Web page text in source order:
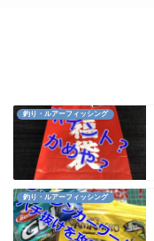
釣り・ルアーフィッシング
釣り・ルアーフィッシング